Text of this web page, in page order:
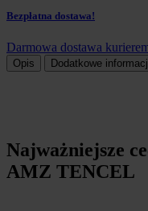
Bezpłatna dostawa!
Darmowa dostawa
Opis Dodatkowe
Najważniejsze
AMZ TENCEL